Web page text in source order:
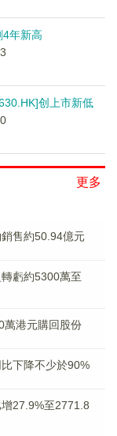
4年新高
创上市新低
更多
售約50.94億元
虧約5300萬至
萬港元購回股份
下降不少於90%
27.9%至2771.8